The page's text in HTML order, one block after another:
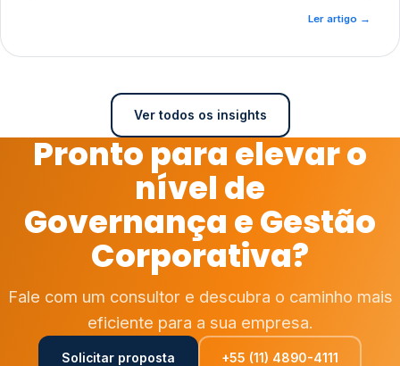
Ler artigo →
Ver todos os insights
Pronto para elevar o
nível de
Governança e Gestão
Corporativa?
Fale com um consultor e descubra o caminho mais
eficiente para a sua empresa.
Solicitar proposta +55 (11) 4890-4111